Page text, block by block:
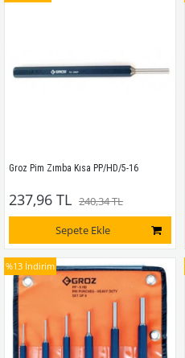
Groz Pim Zımba Kısa PP/HD/5-16
237,96 TL 240,34 TL
Sepete Ekle
%13 İndirim